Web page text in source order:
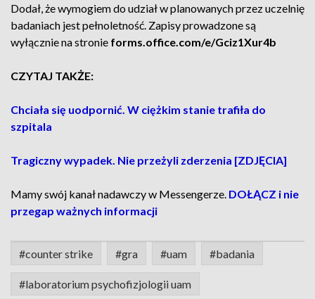
Dodał, że wymogiem do udział w planowanych przez uczelnię
badaniach jest pełnoletność. Zapisy prowadzone są
wyłącznie na stronie forms.office.com/e/Gciz1Xur4b
CZYTAJ TAKŻE:
Chciała się uodpornić. W ciężkim stanie trafiła do
szpitala
Tragiczny wypadek. Nie przeżyli zderzenia [ZDJĘCIA]
Mamy swój kanał nadawczy w Messengerze. DOŁĄCZ i nie
przegap ważnych informacji
#counter strike #gra #uam #badania
#laboratorium psychofizjologii uam